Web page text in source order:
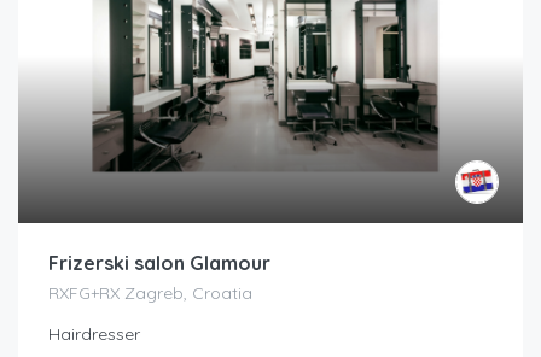
Frizerski salon Glamour
RXFG+RX Zagreb, Croatia
Hairdresser